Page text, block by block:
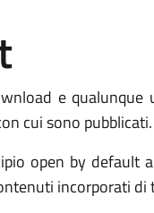
e
cui sono pubblicati.
open by default
incorporati